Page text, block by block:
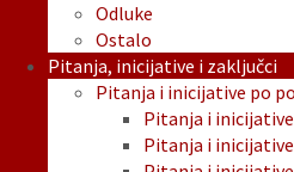
Odluke
Ostalo
Pitanja, inicijative i zaključci
Pitanja i inicijative po
Pitanja i
Pitanja i